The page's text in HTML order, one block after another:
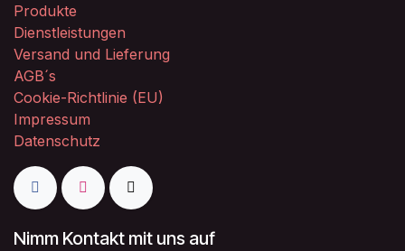
Produkte
Dienstleistungen
Versand und Lieferung
AGB´s
Cookie-Richtlinie (EU)
Impressum
Datenschutz
Nimm Kontakt mit uns auf